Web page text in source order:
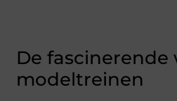
De fascinerende
modeltreinen